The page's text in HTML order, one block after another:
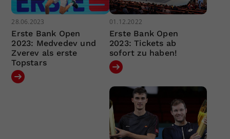
28.06.2023
Erste Bank Open
2023: Medvedev und
Zverev als erste
Topstars
01.12.2022
Erste Bank Open
2023: Tickets ab
sofort zu haben!